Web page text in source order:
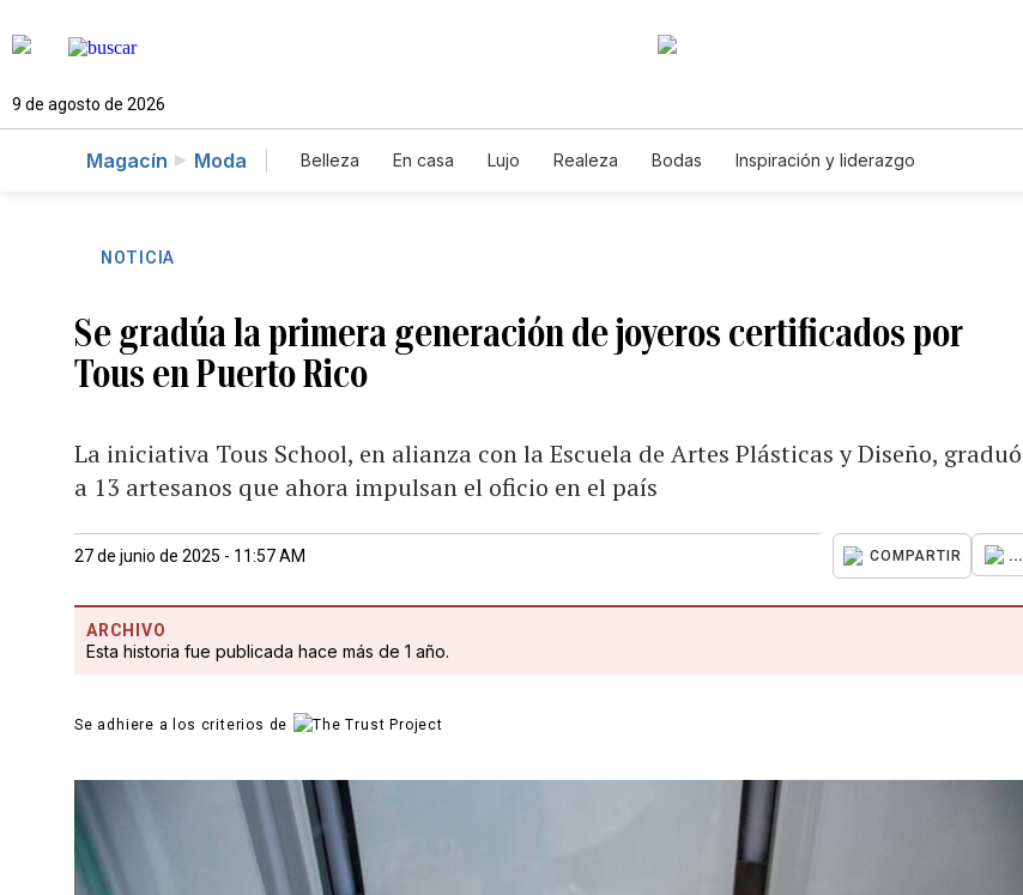
9 de agosto de 2026
Magacín Moda Belleza En casa Lujo Realeza Bodas Inspiración y liderazgo
NOTICIA
Se gradúa la primera generación de joyeros certificados por
Tous en Puerto Rico
La iniciativa Tous School, en alianza con la Escuela de Artes Plásticas y Diseño, graduó
a 13 artesanos que ahora impulsan el oficio en el país
27 de junio de 2025 - 11:57 AM COMPARTIR ...
ARCHIVO
Esta historia fue publicada hace más de 1 año.
Se adhiere a los criterios de